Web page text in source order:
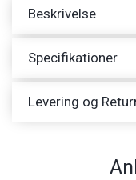
Beskrivelse
Specifikationer
Levering og